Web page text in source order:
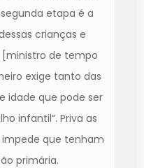
etapa é a
crianças e
de tempo
exige tanto das
idade que pode ser
infantil”. Priva as
que tenham
primária.